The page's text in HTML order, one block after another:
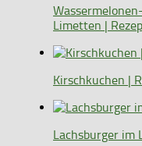
Limetten |
Kirschkuchen |
Lachsburger im